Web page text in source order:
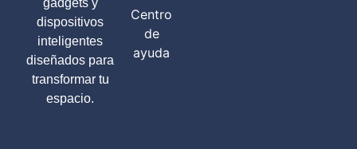
gadgets y
dispositivos
inteligentes
diseñados para
transformar tu
espacio.
Centro
de
ayuda